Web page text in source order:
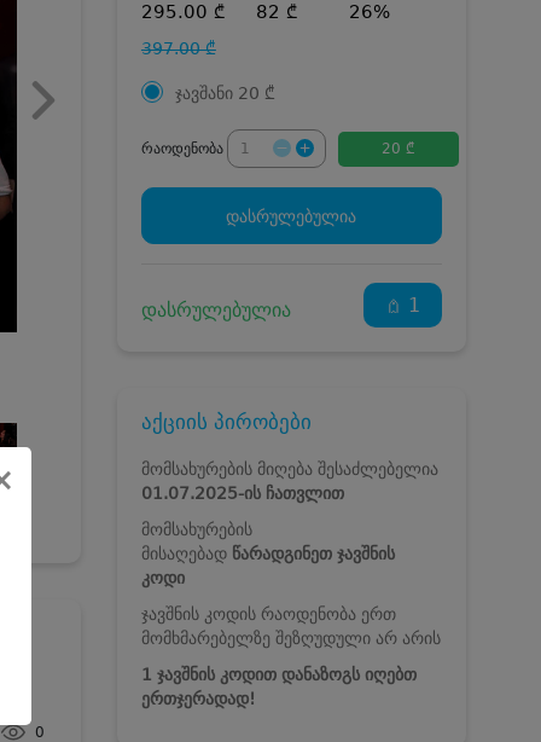
0
295.00 ₾
397.00 ₾
82 ₾ 26%
ჯავშანი 20 ₾
რაოდენობა 20 ₾
დასრულებულია
დასრულებულია 1
აქციის პირობები
მომსახურების მიღება შესაძლებელია
01.07.2025-ისჩათვლით
მომსახურების
მისაღებადწარადგინეთ ჯავშნის
კოდი
ჯავშნის კოდის რაოდენობა ერთ
მომხმარებელზე შეზღუდული არ არის
1 ჯავშნის კოდით დანაზოგს იღებთ
ერთჯერადად!